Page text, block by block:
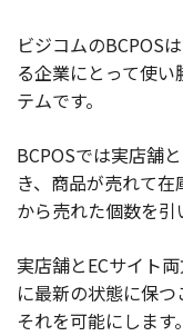
ビジコムのBCPOS
る企業にとって使
テムです。
BCPOSでは実店舗
き、商品が売れて
から売れた個数を引
実店舗とECサイト
に最新の状態に保
それを可能にします。